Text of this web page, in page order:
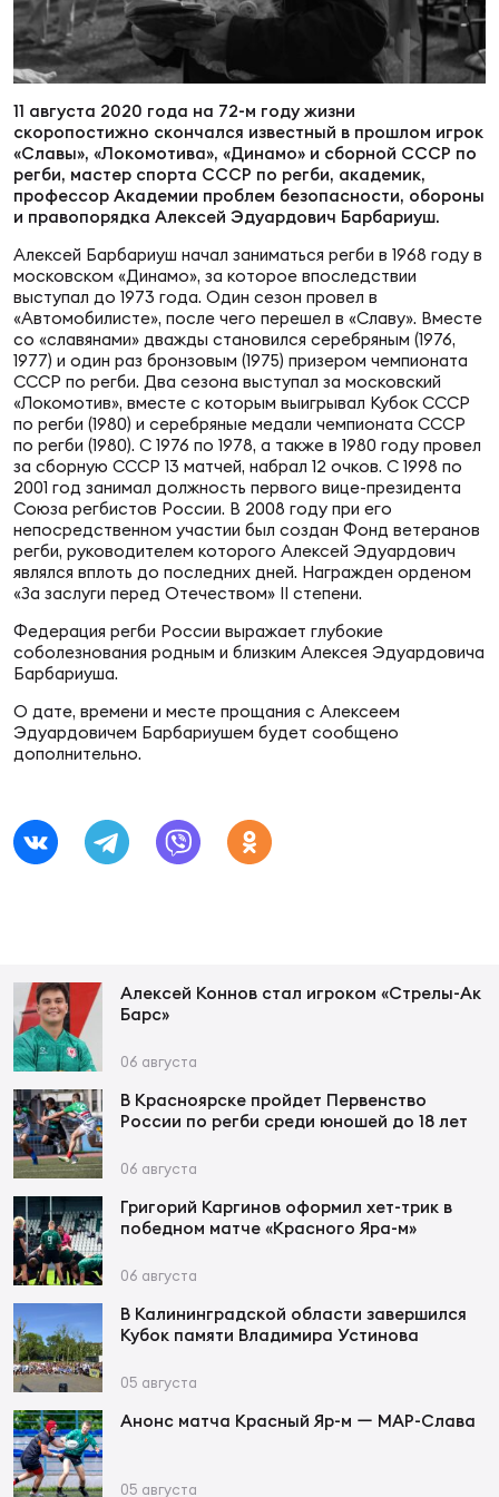
Регионы
Сборные
Антидопинг
Магазин
Контакты
11 августа 2020 года на 72-м году жизни
скоропостижно скончался известный в прошлом игрок
«Славы», «Локомотива», «Динамо» и сборной СССР по
регби, мастер спорта СССР по регби, академик,
профессор Академии проблем безопасности, обороны
и правопорядка Алексей Эдуардович Барбариуш.
Алексей Барбариуш начал заниматься регби в 1968 году в
московском «Динамо», за которое впоследствии
выступал до 1973 года. Один сезон провел в
«Автомобилисте», после чего перешел в «Славу». Вместе
со «славянами» дважды становился серебряным (1976,
1977) и один раз бронзовым (1975) призером чемпионата
СССР по регби. Два сезона выступал за московский
«Локомотив», вместе с которым выигрывал Кубок СССР
по регби (1980) и серебряные медали чемпионата СССР
по регби (1980). С 1976 по 1978, а также в 1980 году провел
за сборную СССР 13 матчей, набрал 12 очков. С 1998 по
2001 год занимал должность первого вице-президента
Союза регбистов России. В 2008 году при его
непосредственном участии был создан Фонд ветеранов
регби, руководителем которого Алексей Эдуардович
являлся вплоть до последних дней. Награжден орденом
«За заслуги перед Отечеством» II степени.
Федерация регби России выражает глубокие
соболезнования родным и близким Алексея Эдуардовича
Барбариуша.
О дате, времени и месте прощания с Алексеем
Эдуардовичем Барбариушем будет сообщено
дополнительно.
Алексей Коннов стал игроком «Стрелы-Ак
Барс»
06 августа
В Красноярске пройдет Первенство
России по регби среди юношей до 18 лет
06 августа
Григорий Каргинов оформил хет-трик в
победном матче «Красного Яра-м»
06 августа
В Калининградской области завершился
Кубок памяти Владимира Устинова
05 августа
Анонс матча Красный Яр-м ー МАР-Слава
05 августа
ОТПРАВИТЬ